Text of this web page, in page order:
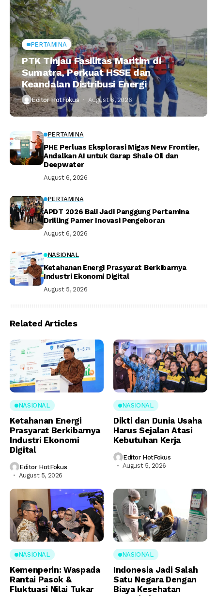
PERTAMINA
PTK Tinjau Fasilitas Maritim di
Sumatra, Perkuat HSSE dan
Keandalan Distribusi Energi
Editor HotFokus August 6, 2026
PERTAMINA
PHE Perluas Eksplorasi Migas New Frontier,
Andalkan AI untuk Garap Shale Oil dan
Deepwater
August 6, 2026
PERTAMINA
APDT 2026 Bali Jadi Panggung Pertamina
Drilling Pamer Inovasi Pengeboran
August 6, 2026
NASIONAL
Ketahanan Energi Prasyarat Berkibarnya
Industri Ekonomi Digital
August 5, 2026
Related Articles
NASIONAL
Ketahanan Energi
Prasyarat Berkibarnya
Industri Ekonomi
Digital
Editor HotFokus
August 5, 2026
NASIONAL
Dikti dan Dunia Usaha
Harus Sejalan Atasi
Kebutuhan Kerja
Editor HotFokus
August 5, 2026
NASIONAL
Kemenperin: Waspada
Rantai Pasok &
Fluktuasi Nilai Tukar
NASIONAL
Indonesia Jadi Salah
Satu Negara Dengan
Biaya Kesehatan